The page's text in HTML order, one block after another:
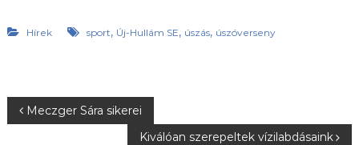
Hírek sport, Új-Hullám SE, úszás, úszóverseny
B Meczger Sára sikerei
Kiválóan szerepeltek vízilabdásaink